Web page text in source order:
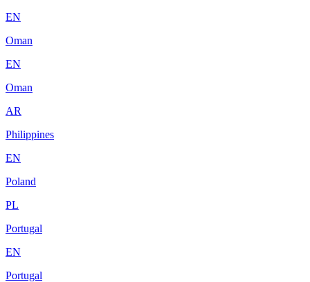
EN
Oman
EN
Oman
AR
Philippines
EN
Poland
PL
Portugal
EN
Portugal